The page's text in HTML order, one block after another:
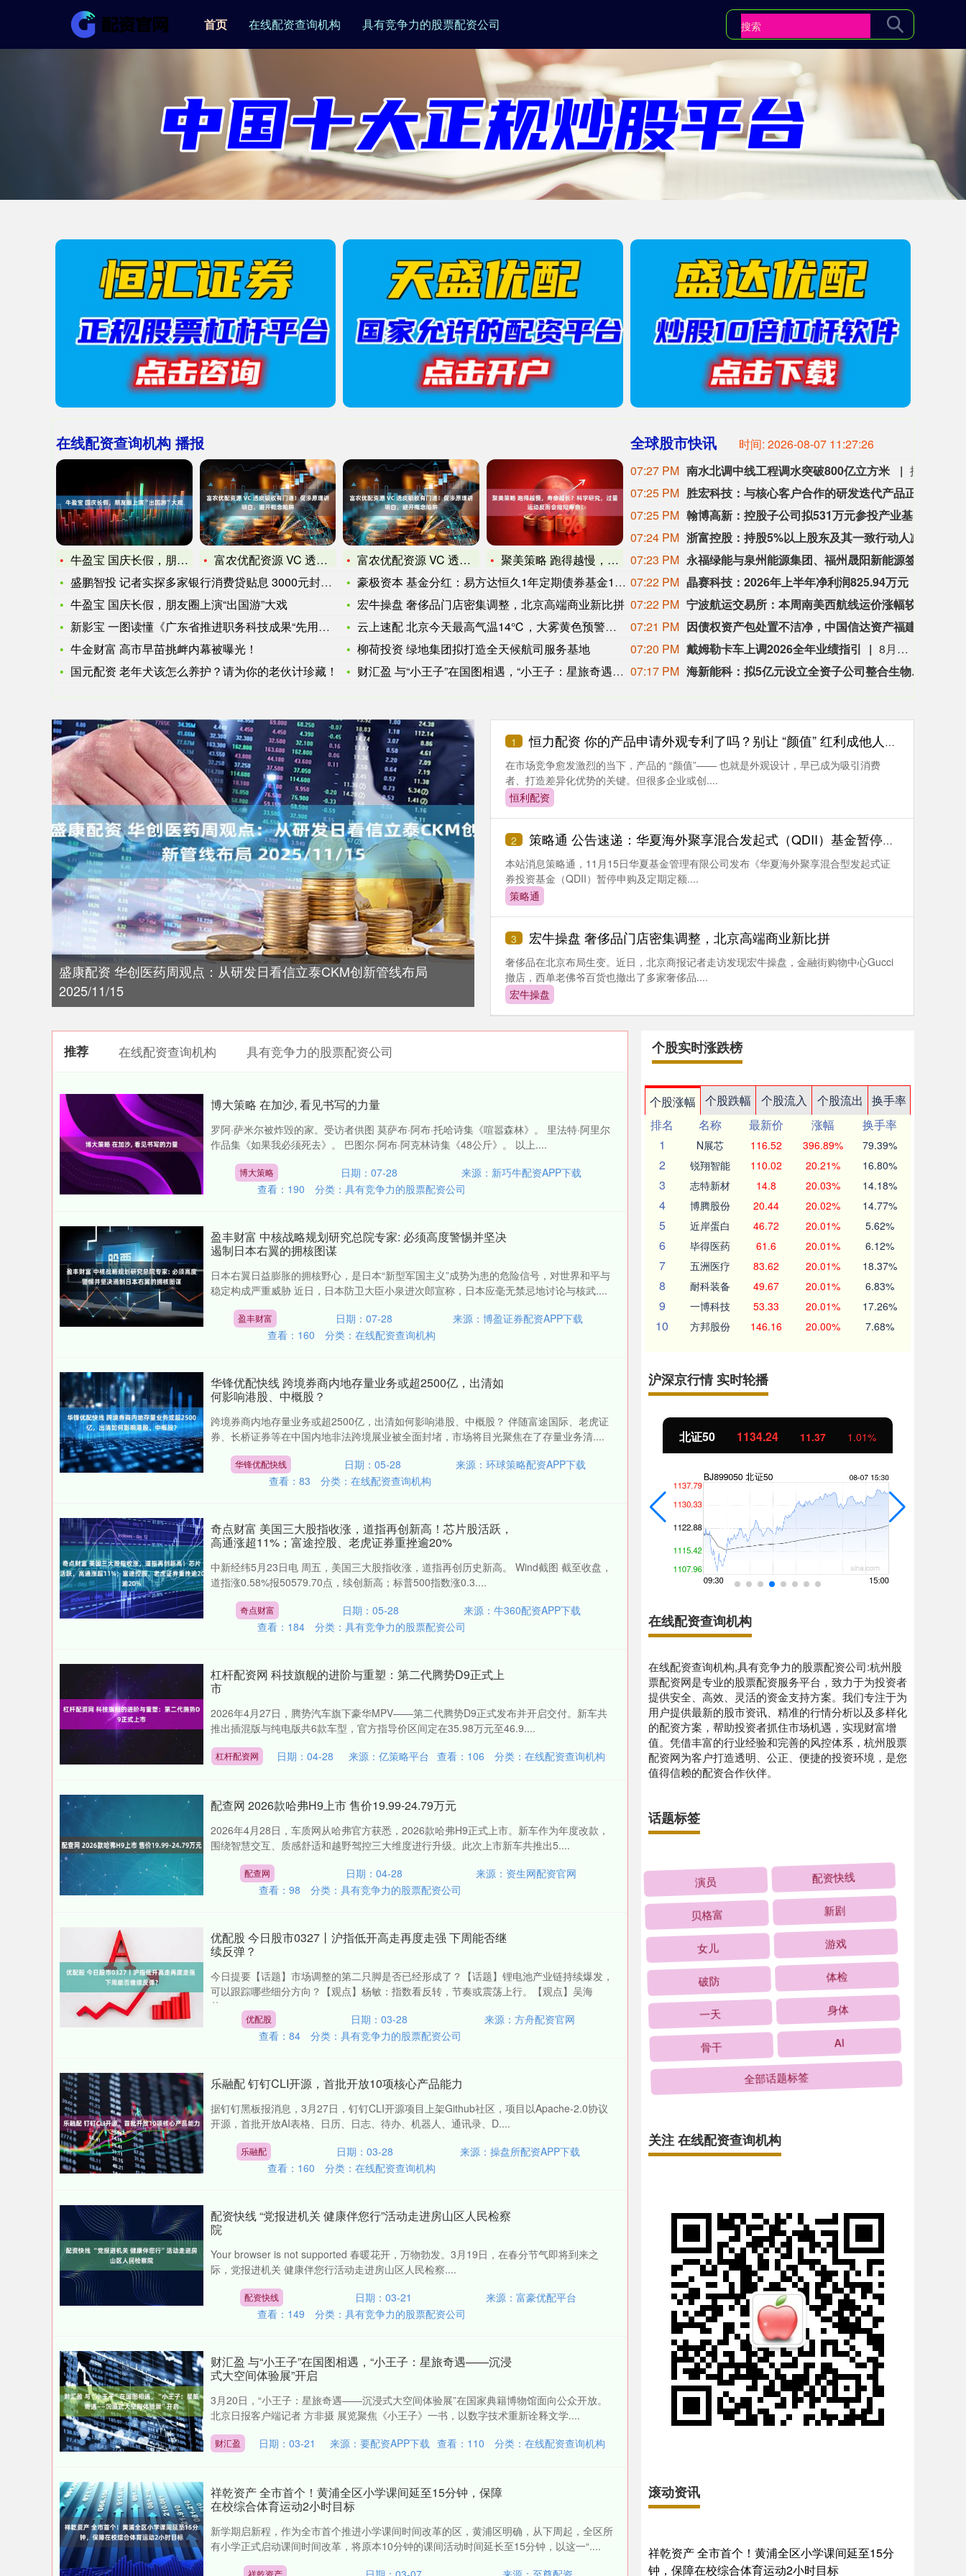
首页 在线配资查询机构 具有竞争力的股票配资公司
在线配资查询机构 播报
牛盈宝 国庆长假，朋友圈上演“出国游”大戏
富农优配资源 VC 透皮吸收有门道！促渗原理讲明白，避开概念
盛鹏智投 记者实探多家银行消费贷贴息 3000元封顶 贴息后
牛盈宝 国庆长假，朋友圈上演“出国游”大戏
新影宝 一图读懂《广东省推进职务科技成果“先用后转”改革政策
牛金财富 高市早苗挑衅内幕被曝光！
国元配资 老年犬该怎么养护？请为你的老伙计珍藏！
富农优配资源 VC 透皮吸收有门道！促渗原理讲明白，避开概念
聚美策略 跑得越慢，寿命越长？科学研究，过量运动反而会缩短寿
豪极资本 基金分红：易方达恒久1年定期债券基金11月19日分
宏牛操盘 奢侈品门店密集调整，北京高端商业新比拼
云上速配 北京今天最高气温14℃，大雾黄色预警中，西部地区有
柳荷投资 绿地集团拟打造全天候航司服务基地
财汇盈 与“小王子”在国图相遇，“小王子：星旅奇遇——沉浸式
全球股市快讯 时间: 2026-08-07 11:27:27
07:27 PM 南水北调中线工程调水突破800亿立方米
07:25 PM
07:25 PM
翰博高新：控股子公司拟531万元参投产业基金 涉关联交易
07:24 PM
07:23 PM
07:22 PM
07:22 PM
07:21 PM
07:20 PM 戴姆勒卡车上调2026全年业绩指引
8月7日，戴姆勒卡车发布2026年第二季度财报：实体业务收入增至114亿欧元，集团调整后息税前利润为8.38亿欧元，实体业务调整后销售回报率为6.8%。第二季度，集团销量达86,707辆，新增订单达74,448辆。戴姆勒卡车还上调了2026全年业绩指引：集团调整后息税前利润预期由32亿-37亿欧元上调至36亿-41亿欧元，集团销量由33万-36万辆上调至34万-37万辆，实体业务收入由420亿-460亿欧元上调至430亿-470亿欧元，实体业务调整后销售回报率由6%-8%上调至7%-9%。
07:17 PM
海新能科：拟5亿元设立全资子公司整合生物能源业务
盛康配资 华创医药周观点：从研发日看信立泰CKM创新管线布局
2025/11/15
1 恒力配资 你的产品申请外观专利了吗？别让 “颜值” 红利成他人嫁衣
在市场竞争愈发激烈的当下，产品的 “颜值”—— 也就是外观设计，早已成为吸引消费
者、打造差异化优势的关键。但很多企业或创....
恒利配资
2 策略通 公告速递：华夏海外聚享混合发起式（QDII）基金暂停申购及定期定额申购业务
本站消息策略通，11月15日华夏基金管理有限公司发布《华夏海外聚享混合型发起式证
券投资基金（QDII）暂停申购及定期定额....
策略通
3 宏牛操盘 奢侈品门店密集调整，北京高端商业新比拼
奢侈品在北京布局生变。近日，北京商报记者走访发现宏牛操盘，金融街购物中心Gucci
撤店，西单老佛爷百货也撤出了多家奢侈品....
宏牛操盘
推荐 在线配资查询机构 具有竞争力的股票配资公司
博大策略 在加沙, 看见书写的力量
罗阿·萨米尔被炸毁的家。受访者供图 莫萨布·阿布·托哈诗集《喧嚣森林》。 里法特·阿里尔
作品集《如果我必须死去》。 巴图尔·阿布·阿克林诗集《48公斤》。 以上....
博大策略 日期：07-28
来源：新巧牛配资APP下载
查看： 190 分类： 具有竞争力的股票配资公司
盈丰财富 中核战略规划研究总院专家: 必须高度警惕并坚决
遏制日本右翼的拥核图谋
日本右翼日益膨胀的拥核野心，是日本“新型军国主义”成势为患的危险信号，对世界和平与
稳定构成严重威胁 近日，日本防卫大臣小泉进次郎宣称，日本应毫无禁忌地讨论与核武....
盈丰财富 日期：07-28
来源：博盈证券配资APP下载
查看： 160 分类： 在线配资查询机构
华锋优配快线 跨境券商内地存量业务或超2500亿，出清如
何影响港股、中概股？
跨境券商内地存量业务或超2500亿，出清如何影响港股、中概股？ 伴随富途国际、老虎证
券、长桥证券等在中国内地非法跨境展业被全面封堵，市场将目光聚焦在了存量业务清....
华锋优配快线 日期：05-28
来源：环球策略配资APP下载
查看： 83 分类： 在线配资查询机构
奇点财富 美国三大股指收涨，道指再创新高！芯片股活跃，
高通涨超11%；富途控股、老虎证券重挫逾20%
中新经纬5月23日电 周五，美国三大股指收涨，道指再创历史新高。 Wind截图 截至收盘，
道指涨0.58%报50579.70点，续创新高；标普500指数涨0.3....
奇点财富 日期：05-28
来源：牛360配资APP下载
查看： 184 分类： 具有竞争力的股票配资公司
杠杆配资网 科技旗舰的进阶与重塑：第二代腾势D9正式上
市
2026年4月27日，腾势汽车旗下豪华MPV——第二代腾势D9正式发布并开启交付。新车共
推出插混版与纯电版共6款车型，官方指导价区间定在35.98万元至46.9....
杠杆配资网 日期：04-28 来源：亿策略平台 查看： 106 分类： 在线配资查询机构
配查网 2026款哈弗H9上市 售价19.99-24.79万元
2026年4月28日，车质网从哈弗官方获悉，2026款哈弗H9正式上市。新车作为年度改款，
围绕智慧交互、质感舒适和越野驾控三大维度进行升级。此次上市新车共推出5....
配查网 日期：04-28
来源：资生网配资官网
查看： 98 分类： 具有竞争力的股票配资公司
优配股 今日股市0327丨沪指低开高走再度走强 下周能否继
续反弹？
今日提要【话题】市场调整的第二只脚是否已经形成了？【话题】锂电池产业链持续爆发，
可以跟踪哪些细分方向？【观点】杨敏：指数看反转，节奏或震荡上行。【观点】吴海
荣：....
优配股 日期：03-28
来源：方舟配资官网
查看： 84 分类： 具有竞争力的股票配资公司
乐融配 钉钉CLI开源，首批开放10项核心产品能力
据钉钉黑板报消息，3月27日，钉钉CLI开源项目上架Github社区，项目以Apache-2.0协议
开源，首批开放AI表格、日历、日志、待办、机器人、通讯录、D....
乐融配 日期：03-28
来源：操盘所配资APP下载
查看： 160 分类： 在线配资查询机构
配资快线 “党报进机关 健康伴您行”活动走进房山区人民检察
院
Your browser is not supported 春暖花开，万物勃发。3月19日，在春分节气即将到来之
际，党报进机关 健康伴您行活动走进房山区人民检察....
配资快线 日期：03-21
来源：富豪优配平台
查看： 149 分类： 具有竞争力的股票配资公司
财汇盈 与“小王子”在国图相遇，“小王子：星旅奇遇——沉浸
式大空间体验展”开启
3月20日，“小王子：星旅奇遇——沉浸式大空间体验展”在国家典籍博物馆面向公众开放。
北京日报客户端记者 方非摄 展览聚焦《小王子》一书，以数字技术重新诠释文学....
财汇盈 日期：03-21 来源：要配资APP下载 查看： 110 分类：在线配资查询机构
祥乾资产 全市首个！黄浦全区小学课间延至15分钟，保障
在校综合体育运动2小时目标
新学期启新程，作为全市首个推进小学课间时间改革的区，黄浦区明确，从下周起，全区所
有小学正式启动课间时间改革，将原本10分钟的课间活动时间延长至15分钟，以这一“....
祥乾资产
个股实时涨跌榜
个股涨幅 个股跌幅 个股流入 个股流出
换手率
排名
名称 最新价 涨幅
换手率
1
N展芯 116.52 396.89% 79.39%
2 锐翔智能 110.02 20.21% 16.80%
3 志特新材 14.8 20.03% 14.18%
4 博腾股份 20.44 20.02% 14.77%
5 近岸蛋白 46.72 20.01% 5.62%
6 毕得医药 61.6 20.01% 6.12%
7 五洲医疗 83.62 20.01% 18.37%
8 耐科装备 49.67 20.01% 6.83%
9 一博科技 53.33 20.01% 17.26%
10 方邦股份 146.16 20.00% 7.68%
沪深京行情 实时轮播
1.02% 深证成指 14311.01 200.89 1.42% 沪深300 4694.44 43.13 0.93% 北证50 1134.24 11.37 1.01%
在线配资查询机构
在线配资查询机构,具有竞争力的股票配资公司:杭州股
票配资网是专业的股票配资服务平台，致力于为投资者
提供安全、高效、灵活的资金支持方案。我们专注于为
用户提供最新的股市资讯、精准的行情分析以及多样化
的配资方案，帮助投资者抓住市场机遇，实现财富增
值。凭借丰富的行业经验和完善的风控体系，杭州股票
配资网为客户打造透明、公正、便捷的投资环境，是您
值得信赖的配资合作伙伴。
话题标签
演员 配资快线
贝格富 新剧
女儿 游戏
破防 体检
一天 身体
骨干 AI
全部话题标签
关注 在线配资查询机构
滚动资讯
祥乾资产 全市首个！黄浦全区小学课间延至15分
钟，保障在校综合体育运动2小时目标